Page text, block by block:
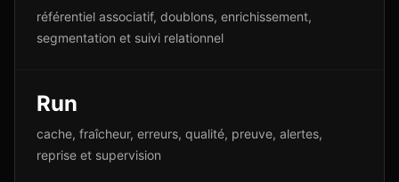
référentiel associatif, doublons, enrichissement,
segmentation et suivi relationnel
Run
cache, fraîcheur, erreurs, qualité, preuve, alertes,
reprise et supervision